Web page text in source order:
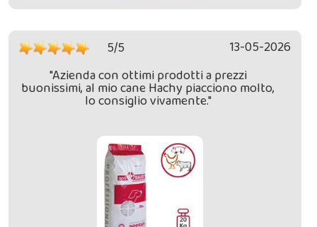
5/5
13-05-2026
"Azienda con ottimi prodotti a prezzi
buonissimi, al mio cane Hachy piacciono molto,
lo consiglio vivamente."